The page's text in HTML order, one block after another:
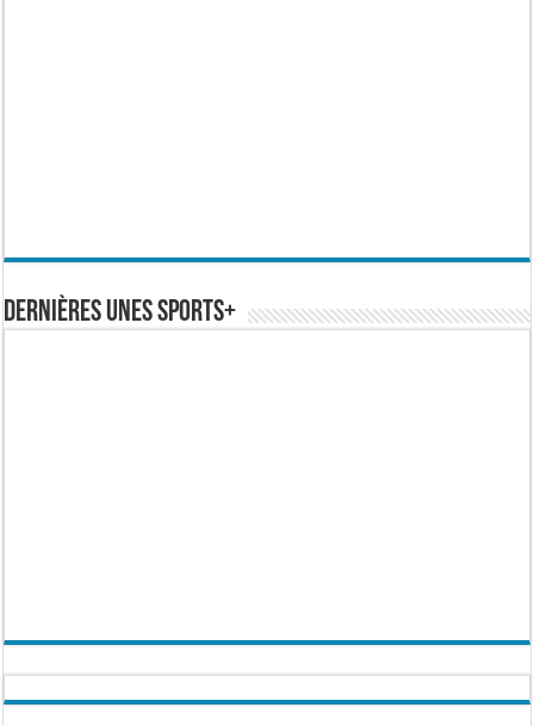
Dernières Unes Sports+